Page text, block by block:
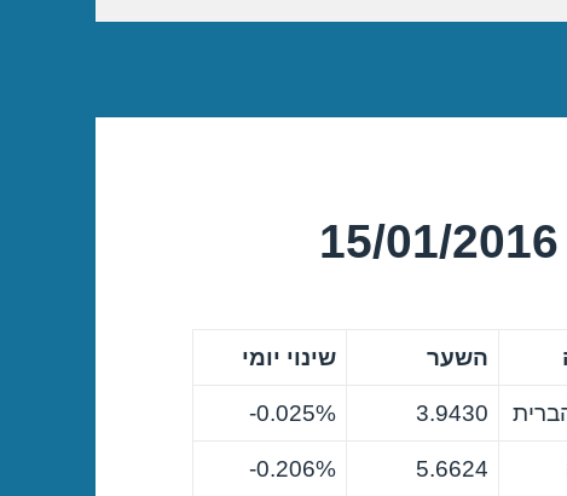
השער שינוי יומי
3.9430
0.025%-
5.6624
0.206%-